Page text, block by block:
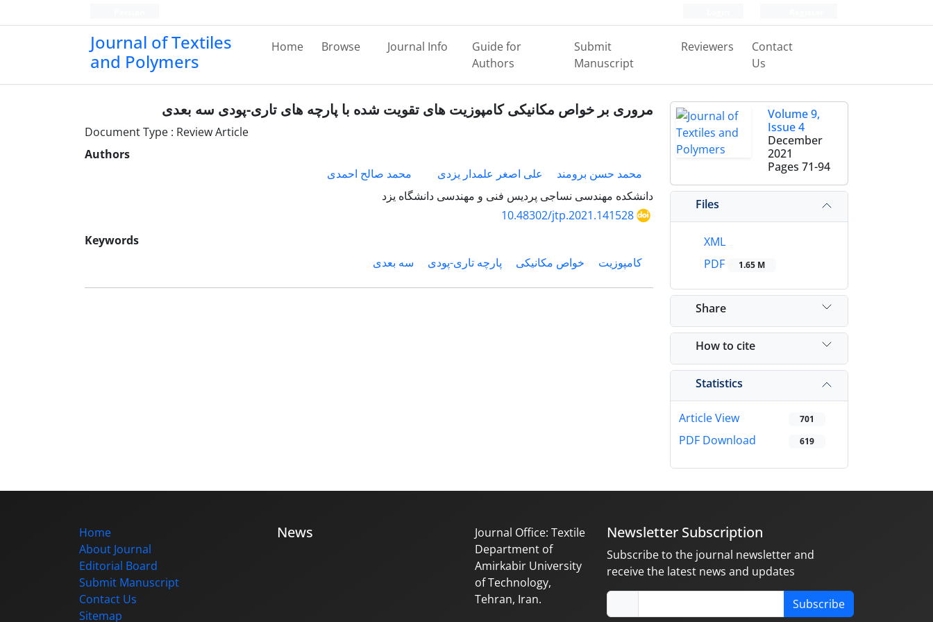
Journal of Textiles
and Polymers
Home Browse Journal Info
Guide for
Authors
Submit
Manuscript
Reviewers
Contact
Us
مروری بر خواص مکانیکی کامپوزیت های تقویت شده با پارچه های تاری-پودی سه بعدی
Document Type : Review Article
Authors
محمد حسن برومند
علی اصغر علمدار یزدی
محمد صالح احمدی
دانشکده مهندسی نساجی پردیس فنی و مهندسی دانشگاه یزد
10.48302/jtp.2021.141528
Keywords
کامپوزیت
خواص مکانیکی پارچه تاری-پودی سه بعدی
Volume 9,
Issue 4
December
2021
Pages 71-94
Files
XML
PDF
1.65 M
Share
How to cite
Statistics
Article View 701
PDF Download 619
Home
About Journal
Editorial Board
Submit Manuscript
Contact Us
Sitemap
News
Journal Office: Textile
Department of
Amirkabir University
of Technology,
Tehran, Iran.
Newsletter Subscription
Subscribe to the journal newsletter and
receive the latest news and updates
Subscribe